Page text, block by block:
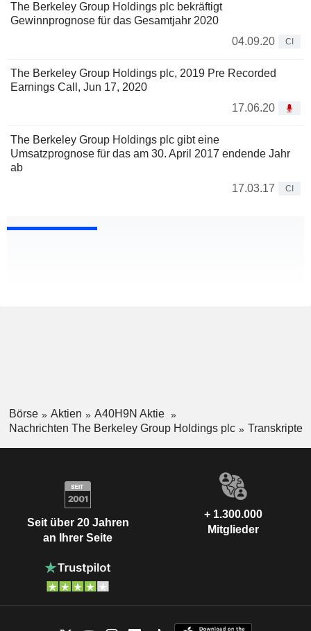
The Berkeley Group Holdings plc bekräftigt
Gewinnprognose für das Gesamtjahr 2020
04.09.20
CI
The Berkeley Group Holdings plc, 2019 Pre Recorded
Earnings Call, Jun 17, 2020
17.06.20
The Berkeley Group Holdings plc gibt eine
Umsatzprognose für das am 30. April 2017 endende Jahr
ab
17.03.17
CI
Börse Aktien
A40H9N Aktie
Nachrichten The Berkeley Group Holdings plc
Transkripte
Seit über 20 Jahren
an Ihrer Seite
+ 1.300.000
Mitglieder